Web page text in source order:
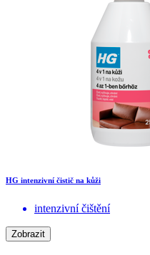
HG intenzivní čistič na kůži
intenzivní čištění
Zobrazit